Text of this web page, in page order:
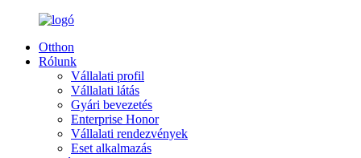
Otthon
Rólunk
Vállalati profil
Vállalati látás
Gyári bevezetés
Enterprise Honor
Vállalati rendezvények
Eset alkalmazás